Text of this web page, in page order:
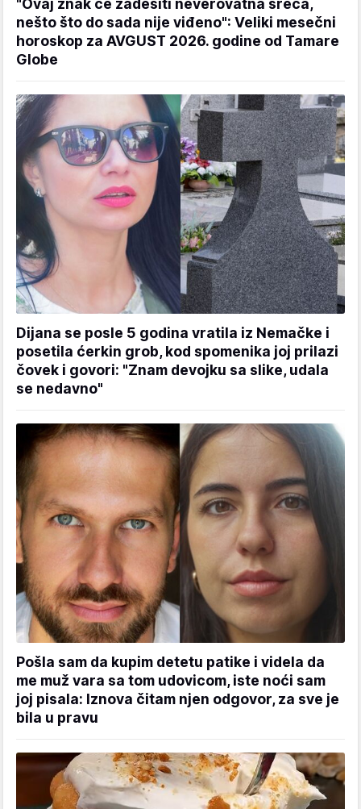
nešto što do sada nije viđeno": Veliki mesečni
horoskop za AVGUST 2026. godine od Tamare
Globe
Dijana se posle 5 godina vratila iz Nemačke i
posetila ćerkin grob, kod spomenika joj prilazi
čovek i govori: "Znam devojku sa slike, udala
se nedavno"
Pošla sam da kupim detetu patike i videla da
me muž vara sa tom udovicom, iste noći sam
joj pisala: Iznova čitam njen odgovor, za sve je
bila u pravu